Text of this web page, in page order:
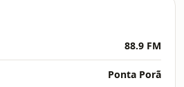
88.9 FM
Ponta Porã